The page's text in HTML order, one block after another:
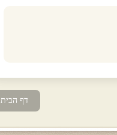
דף הבית